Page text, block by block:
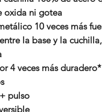
oxida ni gotea
10 veces más
la base y la
4 veces más
pulso